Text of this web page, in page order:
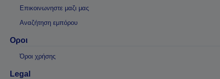
Επικοινωνηστε μαζι μας
Αναζήτηση εμπόρου
Οροι
Όροι χρήσης
Legal